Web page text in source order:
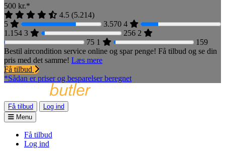
500 kr.*
4.5 (5.214)
5
3.570 4
1.154 3 256 2
75 1
159
Bestil aircondition service online og spar penge! Få tilbud og se din
pris med det samme! Læs mere
Få tilbud
*Sådan er priser og besparelser beregnet
Få tilbud
Log ind
Menu
Få tilbud
Log ind